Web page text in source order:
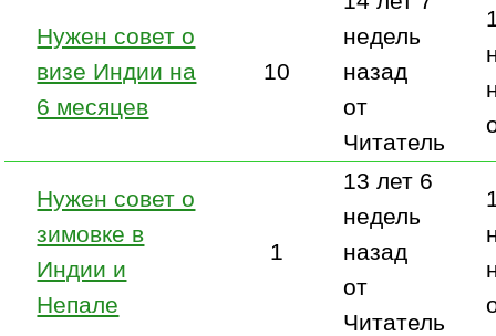
Нужен совет о
визе Индии на
6 месяцев
10
недель
назад
от
Читатель
Нужен совет о
зимовке в
Индии и
Непале
1
13 лет 6
недель
назад
от
Читатель